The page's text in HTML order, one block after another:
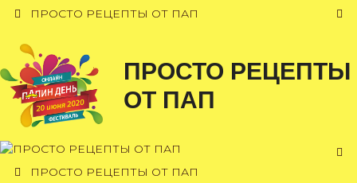
Перейти
содержимому
ПРОСТО РЕЦЕПТЫ ОТ ПАП
ПРОСТО РЕЦЕПТЫ
ОТ ПАП
ПРОСТО РЕЦЕПТЫ ОТ ПАП